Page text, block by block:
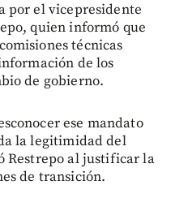
por el vicepresidente
quien informó que
técnicas
de los
de gobierno.
ese mandato
la legitimidad del
Restrepo al justificar la
de transición.